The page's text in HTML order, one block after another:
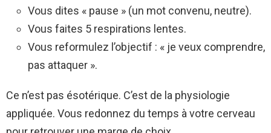
Vous dites « pause » (un mot convenu, neutre).
Vous faites 5 respirations lentes.
Vous reformulez l’objectif : « je veux comprendre,
pas attaquer ».
Ce n’est pas ésotérique. C’est de la physiologie
appliquée. Vous redonnez du temps à votre cerveau